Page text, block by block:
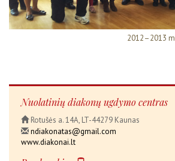
2012–2013
Nuolatinių diakonų ugdymo centras
Rotušės a. 14A, LT-44279 Kaunas
ndiakonatas@gmail.com
www.diakonai.lt